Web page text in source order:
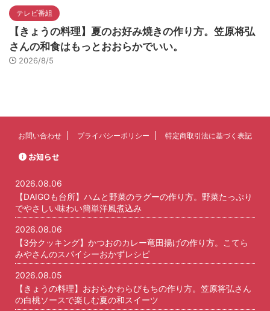
テレビ番組
【きょうの料理】夏のお好み焼きの作り方。笠原将弘
さんの和食はもっとおおらかでいい。
2026/8/5
お問い合わせ プライバシーポリシー 特定商取引法に基づく表記
お知らせ
2026.08.06
【DAIGOも台所】ハムと野菜のラグーの作り方。野菜たっぷり
でやさしい味わい簡単洋風煮込み
2026.08.06
【3分クッキング】かつおのカレー竜田揚げの作り方。こてら
みやさんのスパイシーおかずレシピ
2026.08.05
【きょうの料理】おおらかわらびもちの作り方。笠原将弘さん
の白桃ソースで楽しむ夏の和スイーツ